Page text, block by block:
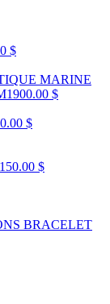
$
MARINE
1900.00 $
$
150.00 $
BRACELET